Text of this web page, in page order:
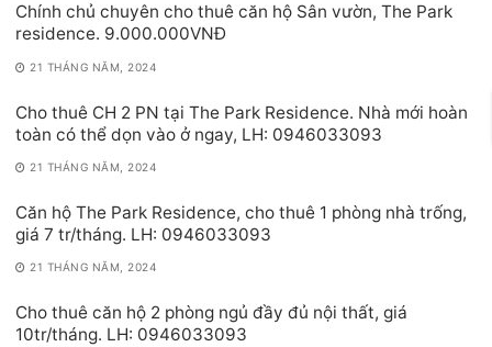
Chính chủ chuyên cho thuê căn hộ Sân vườn, The Park
residence. 9.000.000VNĐ
21 THÁNG NĂM, 2024
Cho thuê CH 2 PN tại The Park Residence. Nhà mới hoàn
toàn có thể dọn vào ở ngay, LH: 0946033093
21 THÁNG NĂM, 2024
Căn hộ The Park Residence, cho thuê 1 phòng nhà trống,
giá 7 tr/tháng. LH: 0946033093
21 THÁNG NĂM, 2024
Cho thuê căn hộ 2 phòng ngủ đầy đủ nội thất, giá
10tr/tháng. LH: 0946033093